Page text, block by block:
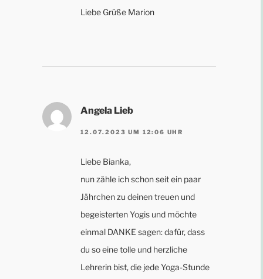
Liebe Grüße Marion
Angela Lieb
12.07.2023 UM 12:06 UHR
Liebe Bianka,
nun zähle ich schon seit ein paar
Jährchen zu deinen treuen und
begeisterten Yogis und möchte
einmal DANKE sagen: dafür, dass
du so eine tolle und herzliche
Lehrerin bist, die jede Yoga-Stunde